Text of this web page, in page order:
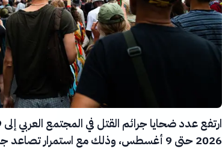
2026 حتى 9 أغسطس، وذلك مع استمرار